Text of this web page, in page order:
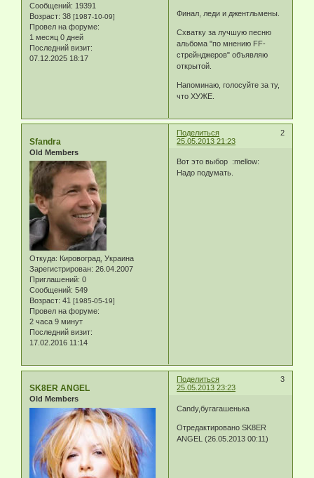
Сообщений: 19391
Возраст: 38 [1987-10-09]
Провел на форуме:
1 месяц 0 дней
Последний визит:
07.12.2025 18:17
Финал, леди и джентльмены.
Схватку за лучшую песню
альбома "по мнению FF-
стрейнджеров" объявляю
открытой.
Напоминаю, голосуйте за ту,
что ХУЖЕ.
Поделиться
2
25.05.2013 21:23
Sfandra
Old Members
Откуда: Кировоград, Украина
Зарегистрирован: 26.04.2007
Приглашений: 0
Сообщений: 549
Возраст: 41 [1985-05-19]
Провел на форуме:
2 часа 9 минут
Последний визит:
17.02.2016 11:14
Вот это выбор :mellow:
Надо подумать.
Поделиться
3
25.05.2013 23:23
SK8ER ANGEL
Old Members
Candy,бугагашенька
Отредактировано SK8ER
ANGEL (26.05.2013 00:11)